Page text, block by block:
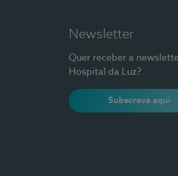
Newsletter
Quer receber a
Hospital da Luz?
Subscreva aqui